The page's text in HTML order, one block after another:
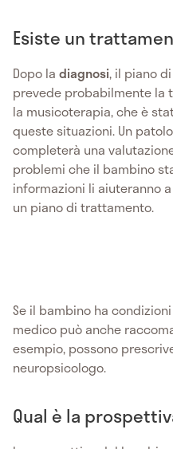
Esiste un
Dopo la diagnosi, il piano
prevede probabilmente la
la musicoterapia, che è
queste situazioni. Un
completerà una
problemi che il bambino
informazioni li aiuteranno
un piano di trattamento.
Se il bambino ha
medico può anche
esempio, possono
neuropsicologo.
Qual è la